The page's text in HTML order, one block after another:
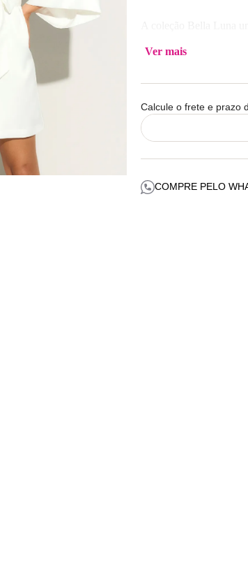
cetim macio e renda
Composição da
Poliamida
Composição do Robe:
Ver mais
Calcule o frete e prazo
COMPRE PELO